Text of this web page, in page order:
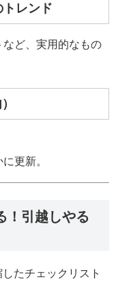
レンド
ど、実用的なもの
更新。
！引越しやる
たチェックリスト